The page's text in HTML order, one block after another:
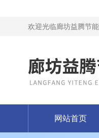
欢迎光临廊坊益腾节
网站首页